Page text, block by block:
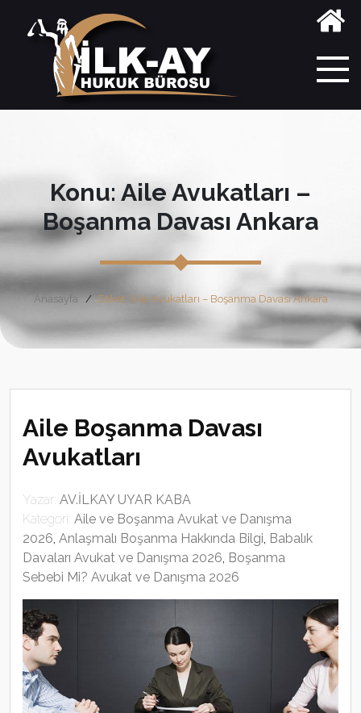
Konu: Aile Avukatları –
Boşanma Davası Ankara
Anasayfa Etiket: Aile Avukatları – Boşanma Davası Ankara
Aile Boşanma Davası
Avukatları
Yazar: AV.İLKAY UYAR KABA
Kategori: Aile ve Boşanma Avukat ve Danışma
2026, Anlaşmalı Boşanma Hakkında Bilgi, Babalık
Davaları Avukat ve Danışma 2026, Boşanma
Sebebi Mi? Avukat ve Danışma 2026